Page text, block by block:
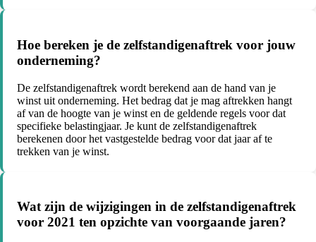
Hoe bereken je de zelfstandigenaftrek voor jouw
onderneming?
De zelfstandigenaftrek wordt berekend aan de hand van je
winst uit onderneming. Het bedrag dat je mag aftrekken hangt
af van de hoogte van je winst en de geldende regels voor dat
specifieke belastingjaar. Je kunt de zelfstandigenaftrek
berekenen door het vastgestelde bedrag voor dat jaar af te
trekken van je winst.
Wat zijn de wijzigingen in de zelfstandigenaftrek
voor 2021 ten opzichte van voorgaande jaren?